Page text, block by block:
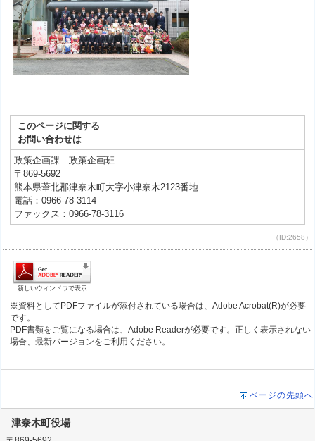
このページに関する
お問い合わせは
政策企画課 政策企画班
〒869-5692
熊本県葦北郡津奈木町大字小津奈木2123番地
電話：0966-78-3114
ファックス：0966-78-3116
（ID:2658）
新しいウィンドウで表示
※資料としてPDFファイルが添付されている場合は、Adobe Acrobat(R)が必要
です。
PDF書類をご覧になる場合は、Adobe Readerが必要です。正しく表示されない
場合、最新バージョンをご利用ください。
ページの先頭へ
津奈木町役場